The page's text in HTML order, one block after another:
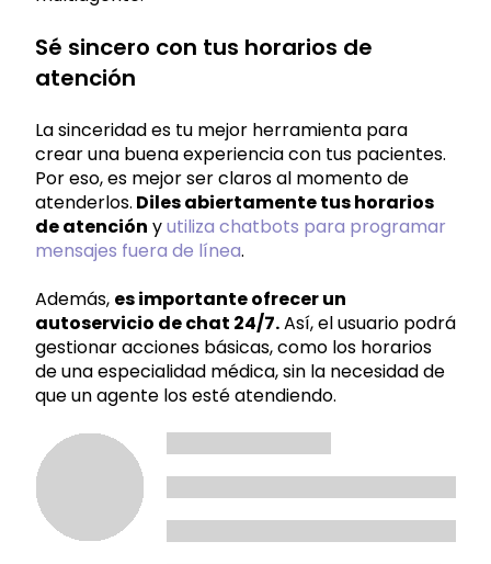
Sé sincero con tus horarios de
atención
La sinceridad es tu mejor herramienta para
crear una buena experiencia con tus pacientes.
Por eso, es mejor ser claros al momento de
atenderlos. Diles abiertamente tus horarios
de atención yutiliza chatbots para programar
mensajes fuera de línea.
Además, es importante ofrecer un
autoservicio de chat 24/7.Así, el usuario podrá
gestionar acciones básicas, como los horarios
de una especialidad médica, sin la necesidad de
que un agente los esté atendiendo.